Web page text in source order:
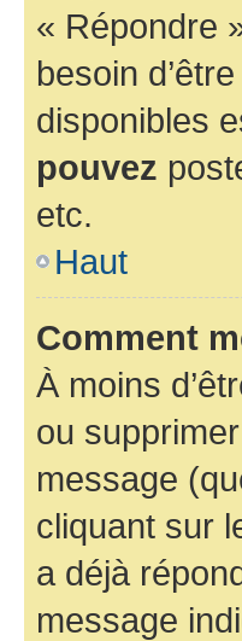
« Répondre
besoin
disponibles
pouvez
etc.
Haut
Comment
À moins
ou
message
cliquant sur
a déjà
message